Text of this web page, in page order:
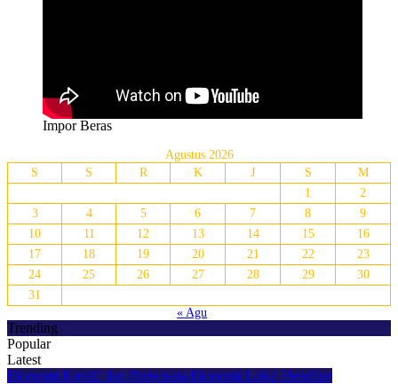
Impor Beras
Agustus 2026
S
S R K J S
M
1
2
3
4 5 6 7 8
9
10
11 12 13 14 15
16
17
18 19 20 21 22
23
24
25 26 27 28 29
30
31
« Agu
Trending
Popular
Latest
Ekonomi Kreatif dan Pariwisata Ekonomi Lokal Headline